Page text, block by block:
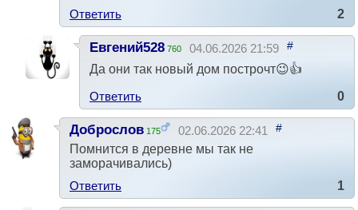
Ответить
2
Евгений528 760 04.06.2026 21:59 #
Да они так новый дом построчт😉👍
Ответить
0
Доброслов 175 02.06.2026 22:41 #
Помнится в деревне мы так не
заморачивались)
Ответить
1